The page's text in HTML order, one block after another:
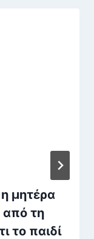
μητέρα
από τη
το παιδί